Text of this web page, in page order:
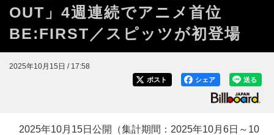
OUT」4週連続でアニメ首位
BE:FIRST／スピッツが初登場
2025年10月15日 / 17:58
送る
シェア
ポスト
2025年10月15日公開（集計期間：2025年10月6日～10